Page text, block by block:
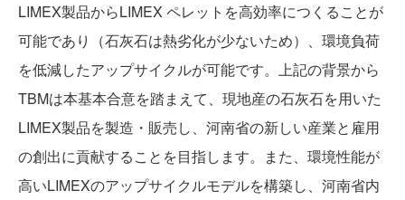
LIMEX製品からLIMEX ペレットを高効率につくることが
可能であり（石灰石は熱劣化が少ないため）、環境負荷
を低減したアップサイクルが可能です。上記の背景から
TBMは本基本合意を踏まえて、現地産の石灰石を用いた
LIMEX製品を製造・販売し、河南省の新しい産業と雇用
の創出に貢献することを目指します。また、環境性能が
高いLIMEXのアップサイクルモデルを構築し、河南省内